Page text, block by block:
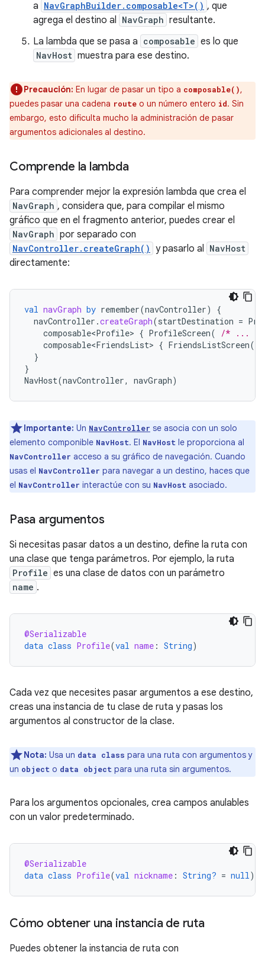
a NavGraphBuilder.composable<T>() , que
agrega el destino al NavGraph resultante.
La lambda que se pasa a composable es lo que
NavHost muestra para ese destino.
Precaución: En lugar de pasar un tipo a composable(),
puedes pasar una cadena route o un número entero id. Sin
embargo, esto dificulta mucho la administración de pasar
argumentos adicionales al destino.
Comprende la lambda
Para comprender mejor la expresión lambda que crea el
NavGraph , considera que, para compilar el mismo
gráfico que en el fragmento anterior, puedes crear el
NavGraph por separado con
NavController.createGraph() y pasarlo al NavHost
directamente:
val navGraph by remember(navController)
{
navController .createGraph(startDestination =
composable<Profile> { ProfileScreen(
/* ... */
composable<FriendsList> { FriendsListScreen(
}
}
NavHost(navController, navGraph)
Importante: Un NavController se asocia con un solo
elemento componible NavHost. El NavHost le proporciona al
NavController acceso a su gráfico de navegación. Cuando
usas el NavController para navegar a un destino, haces que
el NavController interactúe con su NavHost asociado.
Pasa argumentos
Si necesitas pasar datos a un destino, define la ruta con
una clase que tenga parámetros. Por ejemplo, la ruta
Profile es una clase de datos con un parámetro
name .
@Serializable
data class Profile(val name : String)
Cada vez que necesites pasar argumentos a ese destino,
creas una instancia de tu clase de ruta y pasas los
argumentos al constructor de la clase.
Nota: Usa un data class para una ruta con argumentos y
un object o data object para una ruta sin argumentos.
Para los argumentos opcionales, crea campos anulables
con un valor predeterminado.
@Serializable
data class Profile(val nickname : String? = null)
Cómo obtener una instancia de ruta
Puedes obtener la instancia de ruta con